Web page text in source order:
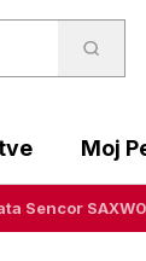
Moj
Sencor